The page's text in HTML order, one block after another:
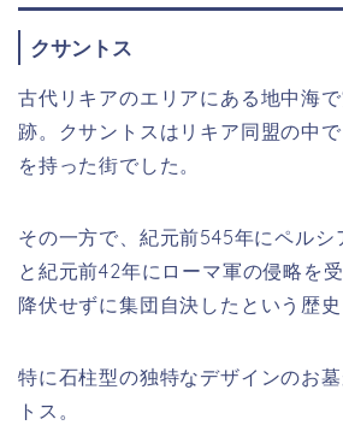
クサントス
古代リキアのエリアにある地中海
跡。クサントスはリキア同盟の中
を持った街でした。
その一方で、紀元前545年にペルシ
と紀元前42年にローマ軍の侵略を
降伏せずに集団自決したという歴史
特に石柱型の独特なデザインのお
トス。